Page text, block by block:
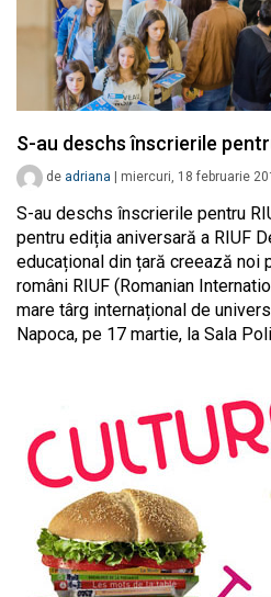
S-au deschs înscrierile
de adriana miercuri, 18 februarie
S-au deschs înscrierile pentru
pentru ediția aniversară a RIUF
educațional din țară creează noi
români RIUF (Romanian
mare târg internațional de
Napoca, pe 17 martie, la Sala